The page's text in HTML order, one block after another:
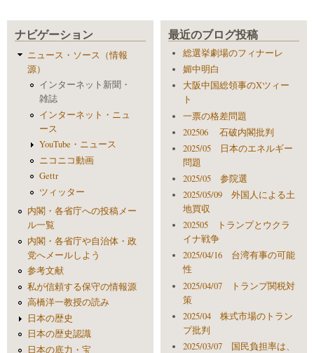
ナビゲーション
ニュース・ソース（情報
源）
インターネット新聞・
雑誌
インターネット・ニュ
ース
YouTube・ニュース
ニコニコ動画
Gettr
ツィッター
内閣・各省庁への投稿メー
ル一覧
内閣・各省庁や自治体・政
党へメールしよう
参考文献
私が信頼する保守の情報源
高橋洋一教授の読み
日本の歴史
日本の歴史認識
日本の底力・宝
最近のブログ投稿
総選挙劇場のフィナーレ
媚中明白
大阪中国総領事のXツィー
ト
一票の格差問題
202506 石破内閣批判
2025/05 日本のエネルギー
問題
2025/05 参院選
2025/05/09 外国人による土
地買収
202505 トランプとウクラ
イナ戦争
2025/04/16 台湾有事の可能
性
2025/04/07 トランプ関税対
策
2025/04 株式市場のトラン
プ批判
2025/03/07 国民負担率は、